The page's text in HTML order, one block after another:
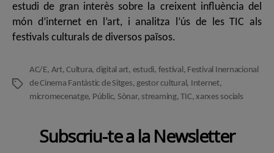
estudi de gran interès sobre la creixent influència del
món d’internet en l’art, i analitza l’ús de les TIC als
festivals culturals de diversos països.
Etiquetes
AC/E, Art,Cultura, digital art, estudi, festival , Festival Inernacional
de Cinema Fantàstic de Sitges, gestor cultural , Internet,
micromecenatge, Públic, Sònar, streaming,TIC,xarxes socials
Subscriu-te a la Newsletter